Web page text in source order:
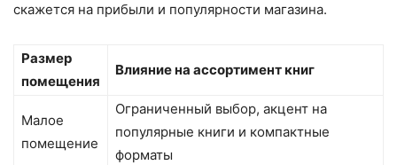
скажется на прибыли и популярности магазина.
Размер
помещения
Влияние на ассортимент книг
Малое
помещение
Ограниченный выбор, акцент на
популярные книги и компактные
форматы